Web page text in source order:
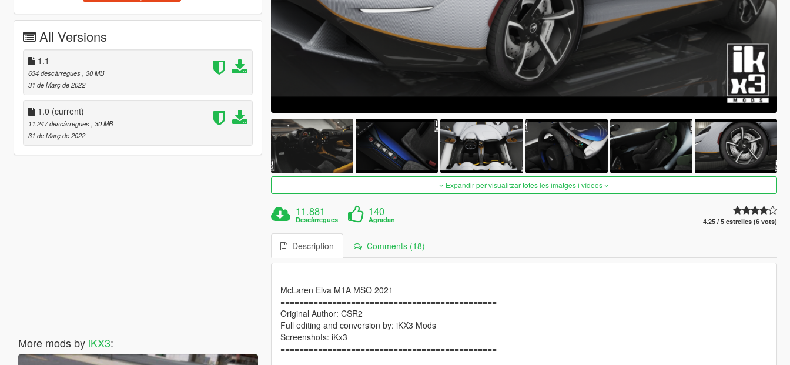
All Versions
1.1
634 descàrregues , 30 MB
31 de Març de 2022
1.0 (current)
11.247 descàrregues , 30 MB
31 de Març de 2022
More mods by iKX3:
Expandir per visualitzar totes les imatges i vídeos
11.881
Descàrregues
140
Agradan 4.25 / 5 estrelles (6 vots)
Description Comments (18)
==============================================
McLaren Elva M1A MSO 2021
==============================================
Original Author: CSR2
Full editing and conversion by: iKX3 Mods
Screenshots: iKx3
==============================================